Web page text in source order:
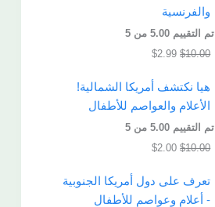
والفرنسية
تم التقييم 5.00من 5
$10.00
$2.99
هيا نكتشف أمريكا الشمالية!
الأعلام والعواصم للأطفال
تم التقييم 5.00من 5
$10.00
$2.00
تعرف على دول أمريكا الجنوبية
- أعلام وعواصم للأطفال